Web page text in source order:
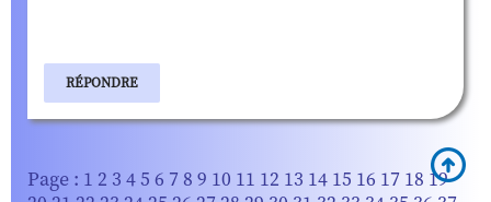
RÉPONDRE
Page : 1 2 3 45 6 7 8 9 10 11 12 13 14 15 16 17 18 19